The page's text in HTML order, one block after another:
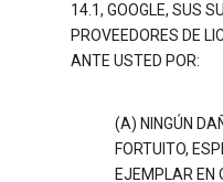
14.1, GOOGLE, SUS
PROVEEDORES DE
ANTE USTED POR:
(A) NINGÚN
FORTUITO,
EJEMPLAR EN